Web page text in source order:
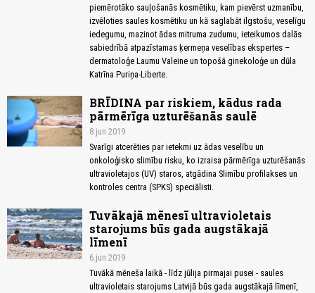
piemērotāko sauļošanās kosmētiku, kam pievērst uzmanību,
izvēloties saules kosmētiku un kā saglabāt ilgstošu, veselīgu
iedegumu, mazinot ādas mitruma zudumu, ieteikumos dalās
sabiedrībā atpazīstamas ķermeņa veselības ekspertes –
dermatoloģe Laumu Valeine un topošā ginekoloģe un dūla
Katrīna Puriņa-Liberte.
BRĪDINA par riskiem, kādus rada
pārmērīga uzturēšanās saulē
8.jun 2019
Svarīgi atcerēties par ietekmi uz ādas veselību un
onkoloģisko slimību risku, ko izraisa pārmērīga uzturēšanās
ultravioletajos (UV) staros, atgādina Slimību profilakses un
kontroles centra (SPKS) speciālisti.
Tuvākajā mēnesī ultravioletais
starojums būs gada augstākajā
līmenī
6.jun 2019
Tuvākā mēneša laikā - līdz jūlija pirmajai pusei - saules
ultravioletais starojums Latvijā būs gada augstākajā līmenī,